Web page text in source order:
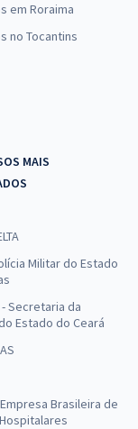
em Roraima
no Tocantins
MAIS
Militar do Estado
- Secretaria da
Estado do Ceará
Empresa Brasileira de